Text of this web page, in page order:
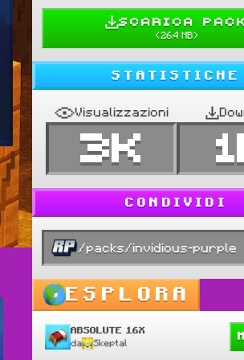
SCARICA PACK
(26.4 MB)
STATISTICHE
Visualizzazioni
3K
CONDIVIDI
/packs/invidious-purple
ESPLORA
ABSOLUTE 16X
da Skeptal